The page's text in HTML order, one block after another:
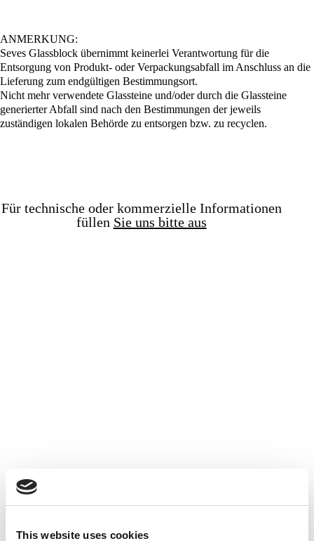
This website uses cookies
ANMERKUNG:
Seves Glassblock übernimmt keinerlei Verantwortung für die
Entsorgung von Produkt- oder Verpackungsabfall im Anschluss an die
Lieferung zum endgültigen Bestimmungsort.
Nicht mehr verwendete Glassteine und/oder durch die Glassteine
generierter Abfall sind nach den Bestimmungen der jeweils
zuständigen lokalen Behörde zu entsorgen bzw. zu recyclen.
Für technische oder kommerzielle Informationen
füllen Sie uns bitte aus